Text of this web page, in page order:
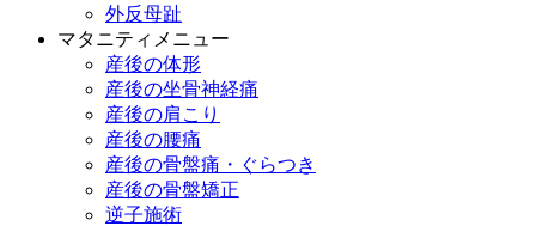
外反母趾
マタニティメニュー
産後の体形
産後の坐骨神経痛
産後の肩こり
産後の腰痛
産後の骨盤痛・ぐらつき
産後の骨盤矯正
逆子施術